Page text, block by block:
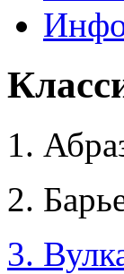
1.
2.
3.